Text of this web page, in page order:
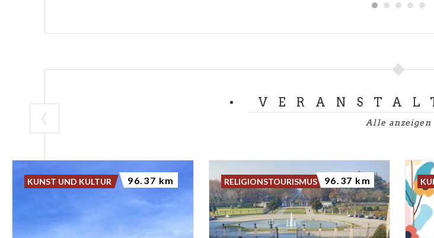
Alle anzeigen
KUNST UND KULTUR 96.37 km RELIGIONSTOURISMUS 96.37 km